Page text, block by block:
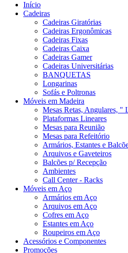
Início
Cadeiras
Cadeiras Giratórias
Cadeiras Ergonômicas
Cadeiras Fixas
Cadeiras Caixa
Cadeiras Gamer
Cadeiras Universitárias
BANQUETAS
Longarinas
Sofás e Poltronas
Móveis em Madeira
Mesas Retas, Angulares, "
Plataformas Lineares
Mesas para Reunião
Mesas para Refeitório
Armários, Estantes e
Arquivos e Gaveteiros
Balcões p/ Recepção
Ambientes
Call Center - Racks
Móveis em Aço
Armários em Aço
Arquivos em Aço
Cofres em Aço
Estantes em Aço
Roupeiros em Aço
Acessórios e Componentes
Promoções